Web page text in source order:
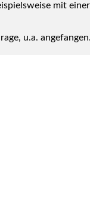
mit
u.a.